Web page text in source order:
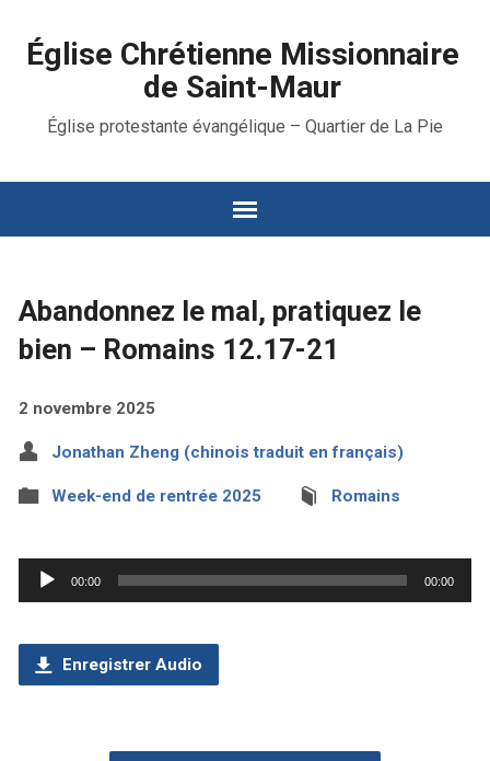
Église Chrétienne Missionnaire
de Saint-Maur
Église protestante évangélique – Quartier de La Pie
Abandonnez le mal, pratiquez le
bien – Romains 12.17-21
2 novembre 2025
Jonathan Zheng (chinois traduit en français)
Week-end de rentrée 2025 Romains
Lecteur
audio
00:00 00:00
Enregistrer Audio